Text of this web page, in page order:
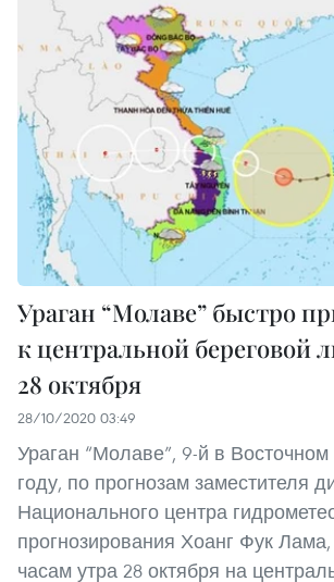
Ураган “Молаве” быстро
к центральной береговой
28 октября
28/10/2020 03:49
Ураган “Молаве”, 9-й в
году, по прогнозам заместителя
Национального центра
прогнозирования Хоанг Фук Лама,
часам утра 28 октября на